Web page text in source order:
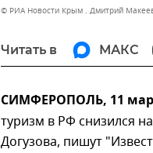
© РИА Новости Крым . Дмитрий
Читать в МАКС
СИМФЕРОПОЛЬ, 11
туризм в РФ снизился
Догузова, пишут